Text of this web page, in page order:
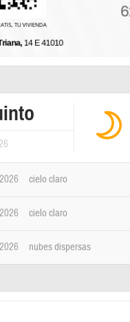
cielo claro
cielo claro
nubes dispersas